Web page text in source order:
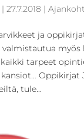
|27.7.2018 |
ja
myös
tarpeet
Oppikirjat
tule...